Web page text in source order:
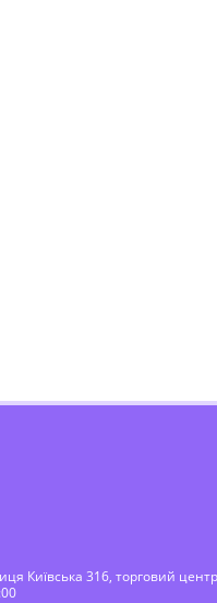
Київська 316, торговий